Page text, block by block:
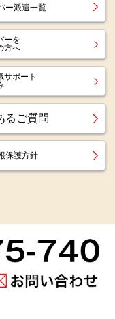
ー派遣一覧
ーを
方へ
サポート
るご質問
保護方針